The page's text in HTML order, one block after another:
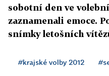
sobotní den ve
zaznamenali emoce.
snímky letošních
#krajské volby 2012